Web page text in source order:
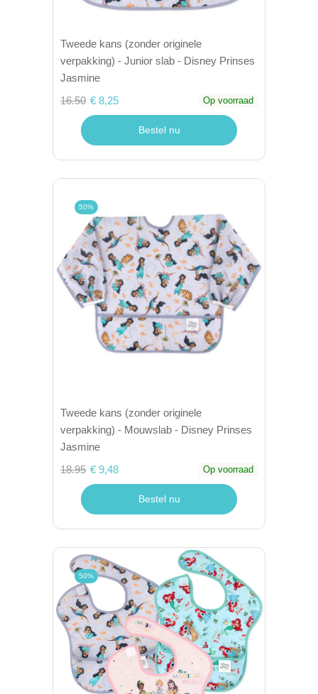
Tweede kans (zonder originele
verpakking) - Junior slab - Disney Prinses
Jasmine
16.50 € 8,25 Op voorraad
Bestel nu
50%
Tweede kans (zonder originele
verpakking) - Mouwslab - Disney Prinses
Jasmine
18.95 € 9,48 Op voorraad
Bestel nu
50%